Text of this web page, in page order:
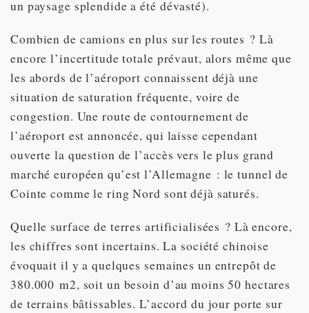
un paysage splendide a été dévasté).
Combien de camions en plus sur les routes ? Là
encore l’incertitude totale prévaut, alors même que
les abords de l’aéroport connaissent déjà une
situation de saturation fréquente, voire de
congestion. Une route de contournement de
l’aéroport est annoncée, qui laisse cependant
ouverte la question de l’accès vers le plus grand
marché européen qu’est l’Allemagne : le tunnel de
Cointe comme le ring Nord sont déjà saturés.
Quelle surface de terres artificialisées ? Là encore,
les chiffres sont incertains. La société chinoise
évoquait il y a quelques semaines un entrepôt de
380.000 m2, soit un besoin d’au moins 50 hectares
de terrains bâtissables. L’accord du jour porte sur